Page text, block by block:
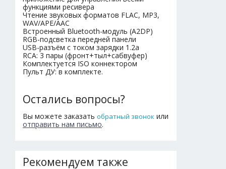
функциями ресивера
Чтение звуковых форматов FLAC, MP3,
WAV/APE/AAC
Встроенный Bluetooth-модуль (A2DP)
RGB-подсветка передней панели
USB-разъём с током зарядки 1.2а
RCA: 3 пары (фронт+тыл+сабвуфер)
Комплектуется ISO коннектором
Пульт ДУ: в комплекте.
Остались вопросы?
Вы можете заказать обратный звонок или
отправить нам письмо.
Рекомендуем также